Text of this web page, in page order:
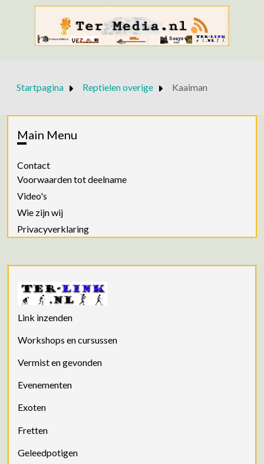
Startpagina Reptielen overige Kaaiman
Main Menu
Contact
Voorwaarden tot deelname
Video's
Wie zijn wij
Privacyverklaring
Link inzenden
Workshops en cursussen
Vermist en gevonden
Evenementen
Exoten
Fretten
Geleedpotigen